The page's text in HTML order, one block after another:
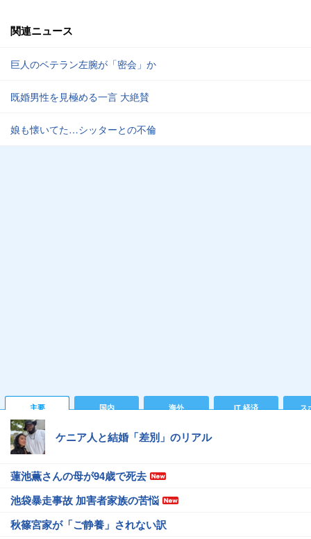
関連ニュース
巨人のベテラン左腕が「密会」か
既婚男性を見極める一言 大絶賛
娘も懐いてた…シッターとの不倫
主要 国内 海外 IT 経済 ス
ケニア人と結婚「差別」のリアル
蓮池薫さんの母が94歳で死去
池袋暴走事故 加害者家族の苦悩
秋篠宮家が「ご静養」されない訳